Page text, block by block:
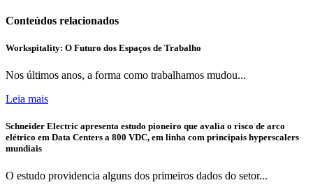
Conteúdos relacionados
Workspitality: O Futuro dos Espaços de Trabalho
Nos últimos anos, a forma como trabalhamos mudou...
Leia mais
Schneider Electric apresenta estudo pioneiro que avalia o risco de arco
elétrico em Data Centers a 800 VDC, em linha com principais hyperscalers
mundiais
O estudo providencia alguns dos primeiros dados do setor...